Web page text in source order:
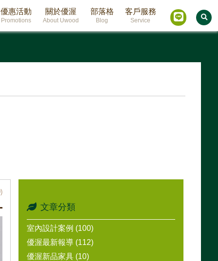
優惠活動
Promotions
關於優渥
About Uwood
部落格
Blog
客戶服務
Service
文章分類
室內設計案例 (100)
優渥最新報導 (112)
優渥新品家具 (10)